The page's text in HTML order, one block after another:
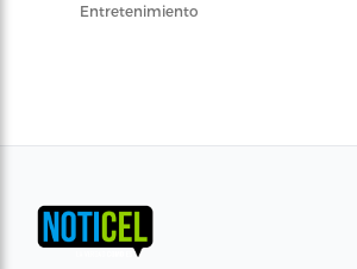
Entretenimiento